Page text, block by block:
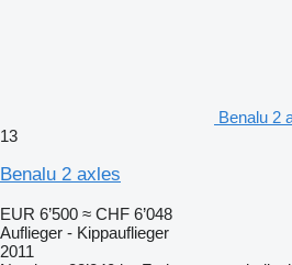
Benalu 2
13
Benalu 2 axles
EUR 6’500 ≈ CHF 6’048
Auflieger - Kippauflieger
2011